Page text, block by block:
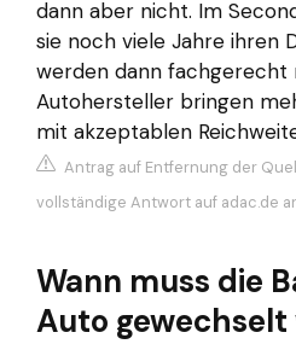
dann aber nicht. Im
sie noch viele Jahre ihren
werden dann fachgerecht
Autohersteller bringen
mit akzeptablen
Antrag auf Entfernung der
vollständige Antwort auf adac.de
Wann muss die
Auto